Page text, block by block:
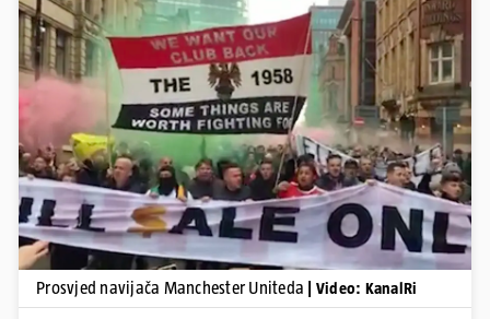
Pokretanje videa...
Prosvjed navijača Manchester Uniteda | Video: KanalRi